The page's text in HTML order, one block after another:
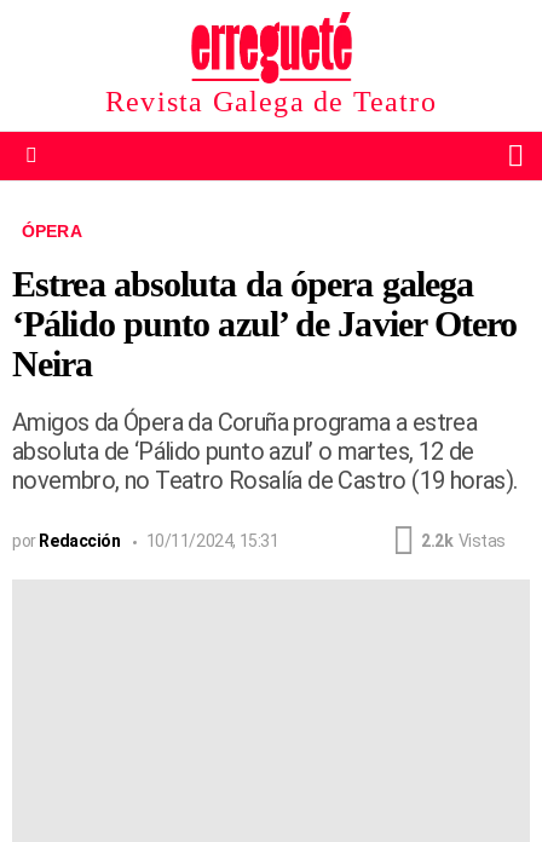
Revista Galega de Teatro
ÓPERA
Estrea absoluta da ópera galega
‘Pálido punto azul’ de Javier Otero
Neira
Amigos da Ópera da Coruña programa a estrea
absoluta de ‘Pálido punto azul’ o martes, 12 de
novembro, no Teatro Rosalía de Castro (19 horas).
por Redacción 10/11/2024, 15:31 2.2k Vistas